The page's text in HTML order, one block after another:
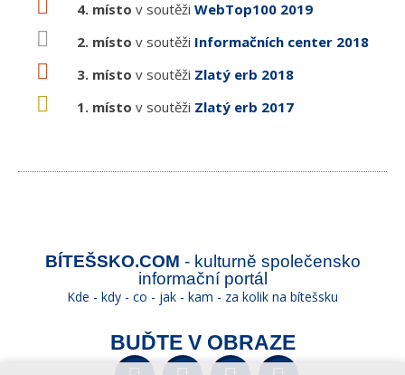
4. místo v soutěži WebTop100 2019
2. místo v soutěži Informačních center 2018
3. místo v soutěži Zlatý erb 2018
1. místo v soutěži Zlatý erb 2017
BÍTEŠSKO.COM - kulturně společensko
informační portál
Kde - kdy - co - jak - kam - za kolik na bítešsku
BUĎTE V OBRAZE